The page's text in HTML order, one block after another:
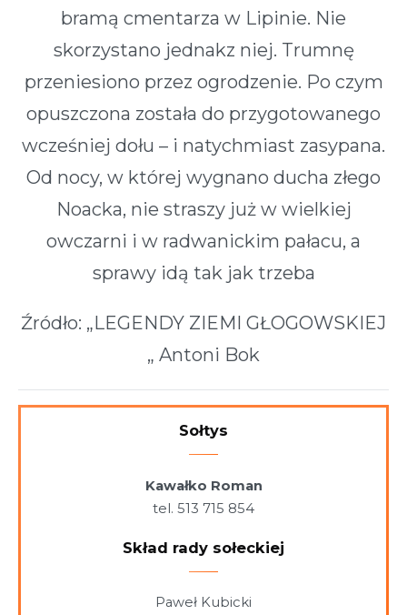
bramą cmentarza w Lipinie. Nie
skorzystano jednakz niej. Trumnę
przeniesiono przez ogrodzenie. Po czym
opuszczona została do przygotowanego
wcześniej dołu – i natychmiast zasypana.
Od nocy, w której wygnano ducha złego
Noacka, nie straszy już w wielkiej
owczarni i w radwanickim pałacu, a
sprawy idą tak jak trzeba
Źródło: „LEGENDY ZIEMI GŁOGOWSKIEJ
„ Antoni Bok
Sołtys
Kawałko Roman
tel. 513 715 854
Skład rady sołeckiej
Paweł Kubicki